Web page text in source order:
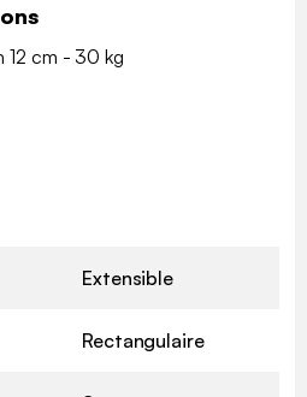
12 cm - 30 kg
Extensible
Rectangulaire